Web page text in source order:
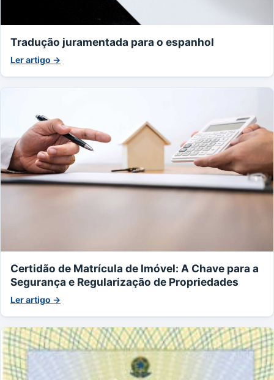
Tradução juramentada para o espanhol
Ler artigo →
Certidão de Matrícula de Imóvel: A Chave para a
Segurança e Regularização de Propriedades
Ler artigo →